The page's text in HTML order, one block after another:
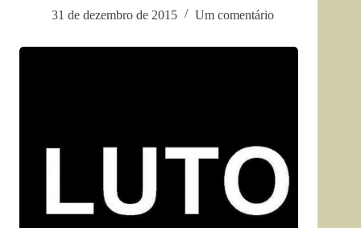
31 de dezembro de 2015
Um comentário